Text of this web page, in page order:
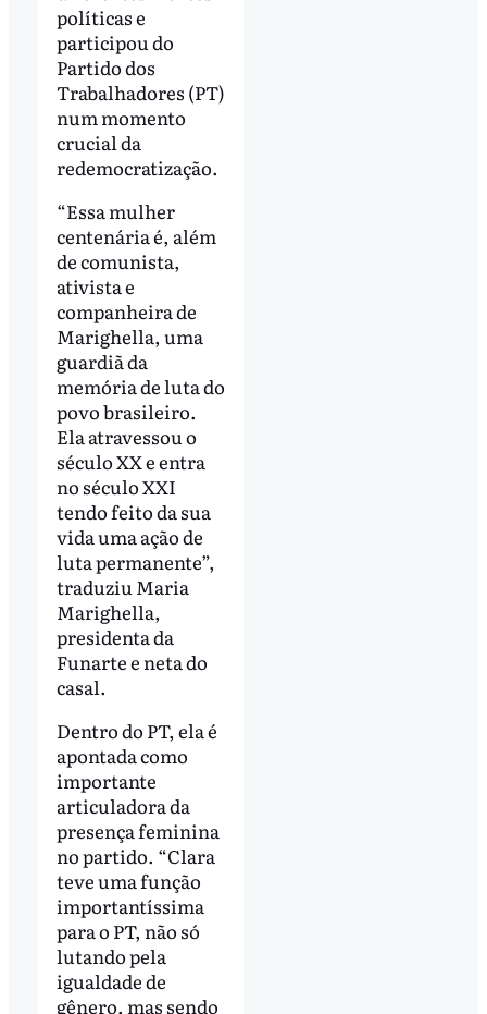
políticas e
participou do
Partido dos
Trabalhadores (PT)
num momento
crucial da
redemocratização.
“Essa mulher
centenária é, além
de comunista,
ativista e
companheira de
Marighella, uma
guardiã da
memória de luta do
povo brasileiro.
Ela atravessou o
século XX e entra
no século XXI
tendo feito da sua
vida uma ação de
luta permanente”,
traduziu Maria
Marighella,
presidenta da
Funarte e neta do
casal.
Dentro do PT, ela é
apontada como
importante
articuladora da
presença feminina
no partido. “Clara
teve uma função
importantíssima
para o PT, não só
lutando pela
igualdade de
gênero, mas sendo